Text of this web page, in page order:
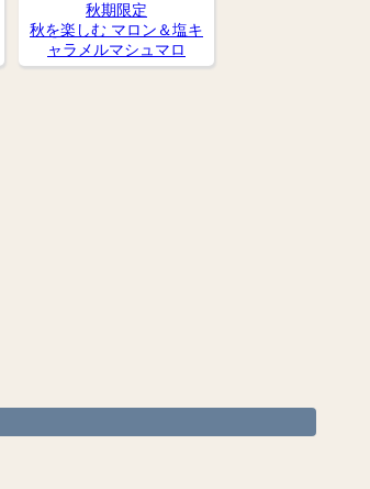
秋期限定
秋を楽しむ マロン＆塩キ
ャラメルマシュマロ